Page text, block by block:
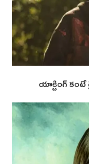
యాక్టింగ్ కంటే